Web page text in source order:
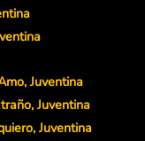
Juventina
Juventina
Juventina